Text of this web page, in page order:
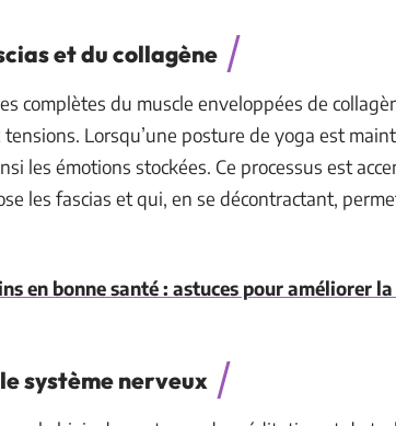
et du collagène
complètes du muscle enveloppées de
Lorsqu’une posture de yoga est
les émotions stockées. Ce processus est
les fascias et qui, en se décontractant,
en bonne santé : astuces pour améliorer
système nerveux